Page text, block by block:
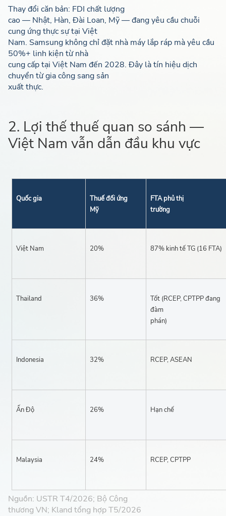
Thay đổi căn bản: FDI chất lượng
cao — Nhật, Hàn, Đài Loan, Mỹ — đang yêu cầu chuỗi
cung ứng thực sự tại Việt
Nam. Samsung không chỉ đặt nhà máy lắp ráp mà yêu cầu
50%+ linh kiện từ nhà
cung cấp tại Việt Nam đến 2028. Đây là tín hiệu dịch
chuyển từ gia công sang sản
xuất thực.
2. Lợi thế thuế quan so sánh —
Việt Nam vẫn dẫn đầu khu vực
Quốc gia
Thuế đối ứng
Mỹ
FTA phủ thị
trường
Việt Nam 20% 87% kinh tế TG (16 FTA)
Thailand 36%
Tốt (RCEP, CPTPP đang
đàm
phán)
Indonesia 32% RCEP, ASEAN
Ấn Độ 26% Hạn chế
Malaysia 24% RCEP, CPTPP
Nguồn: USTR T4/2026; Bộ Công
thương VN; Kland tổng hợp T5/2026